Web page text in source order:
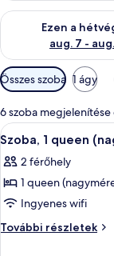
Ezen a
aug. 7 -
A mostani hétvégi
Szobákhoz
rendelkezésre
álló
szűrők
Összes szoba 1 ágy
6 szoba megjelenítése
A
következő
szoba
összes
képének
megtekintése:
2
Szoba, 1 queen
2 férőhely
1 queen
Ingyenes wifi
További részletek
Szoba,